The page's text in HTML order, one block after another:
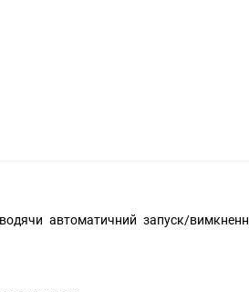
автоматичний запуск/